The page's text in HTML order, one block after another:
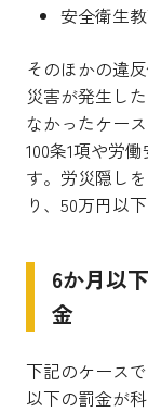
安全衛生
そのほかの違
災害が発生し
なかったケー
100条1項や労
す。労災隠し
り、50万円以
6か月以
金
下記のケース
以下の罰金が科